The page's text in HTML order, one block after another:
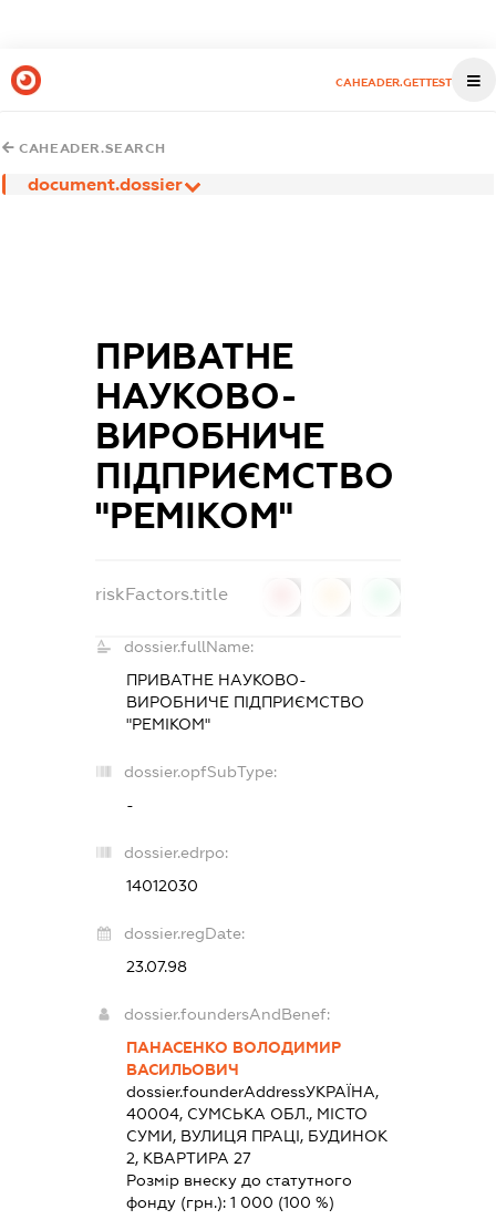
CAHEADER.GETTEST
CAHEADER.SEARCH
document.dossier
ПРИВАТНЕ
НАУКОВО-
ВИРОБНИЧЕ
ПІДПРИЄМСТВО
"РЕМІКОМ"
riskFactors.title
dossier.fullName:
ПРИВАТНЕ НАУКОВО-
ВИРОБНИЧЕ ПІДПРИЄМСТВО
"РЕМІКОМ"
dossier.opfSubType:
-
dossier.edrpo:
14012030
dossier.regDate:
23.07.98
dossier.foundersAndBenef:
ПАНАСЕНКО ВОЛОДИМИР
ВАСИЛЬОВИЧ
dossier.founderAddressУКРАЇНА,
40004, СУМСЬКА ОБЛ., МІСТО
СУМИ, ВУЛИЦЯ ПРАЦІ, БУДИНОК
2, КВАРТИРА 27
Розмір внеску до статутного
фонду (грн.):1 000 (100 %)